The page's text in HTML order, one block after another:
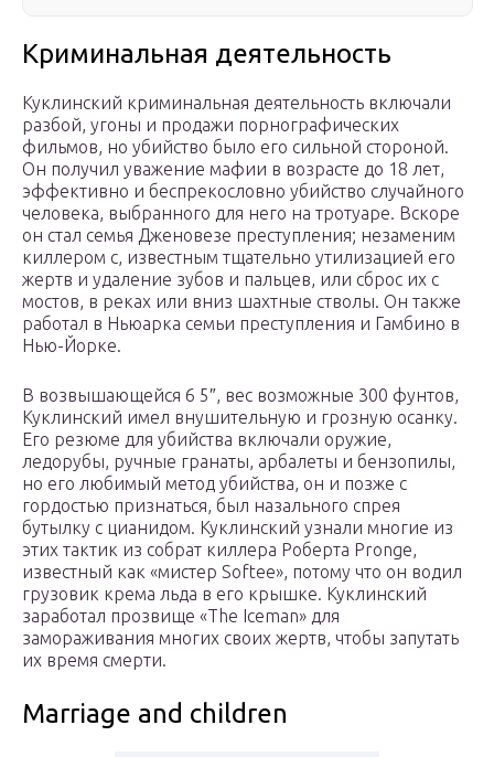
Криминальная деятельность
Куклинский криминальная деятельность включали
разбой, угоны и продажи порнографических
фильмов, но убийство было его сильной стороной.
Он получил уважение мафии в возрасте до 18 лет,
эффективно и беспрекословно убийство случайного
человека, выбранного для него на тротуаре. Вскоре
он стал семья Дженовезе преступления; незаменим
киллером с, известным тщательно утилизацией его
жертв и удаление зубов и пальцев, или сброс их с
мостов, в реках или вниз шахтные стволы. Он также
работал в Ньюарка семьи преступления и Гамбино в
Нью-Йорке.
В возвышающейся 6 5″, вес возможные 300 фунтов,
Куклинский имел внушительную и грозную осанку.
Его резюме для убийства включали оружие,
ледорубы, ручные гранаты, арбалеты и бензопилы,
но его любимый метод убийства, он и позже с
гордостью признаться, был назального спрея
бутылку с цианидом. Куклинский узнали многие из
этих тактик из собрат киллера Роберта Pronge,
известный как «мистер Softee», потому что он водил
грузовик крема льда в его крышке. Куклинский
заработал прозвище «The Iceman» для
замораживания многих своих жертв, чтобы запутать
их время смерти.
Marriage and children